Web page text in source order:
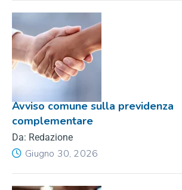
Avviso comune sulla previdenza
complementare
Da: Redazione
Giugno 30, 2026